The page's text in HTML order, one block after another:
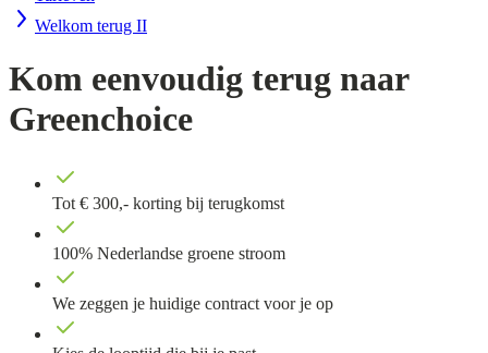
Welkom terug II
Kom eenvoudig terug naar
Greenchoice
Tot € 300,- korting bij terugkomst
100% Nederlandse groene stroom
We zeggen je huidige contract voor je op